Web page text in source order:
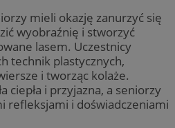
mieli okazję zanurzyć się
wyobraźnię i stworzyć
lasem. Uczestnicy
technik plastycznych,
i tworząc kolaże.
ciepła i przyjazna, a seniorzy
refleksjami i doświadczeniami